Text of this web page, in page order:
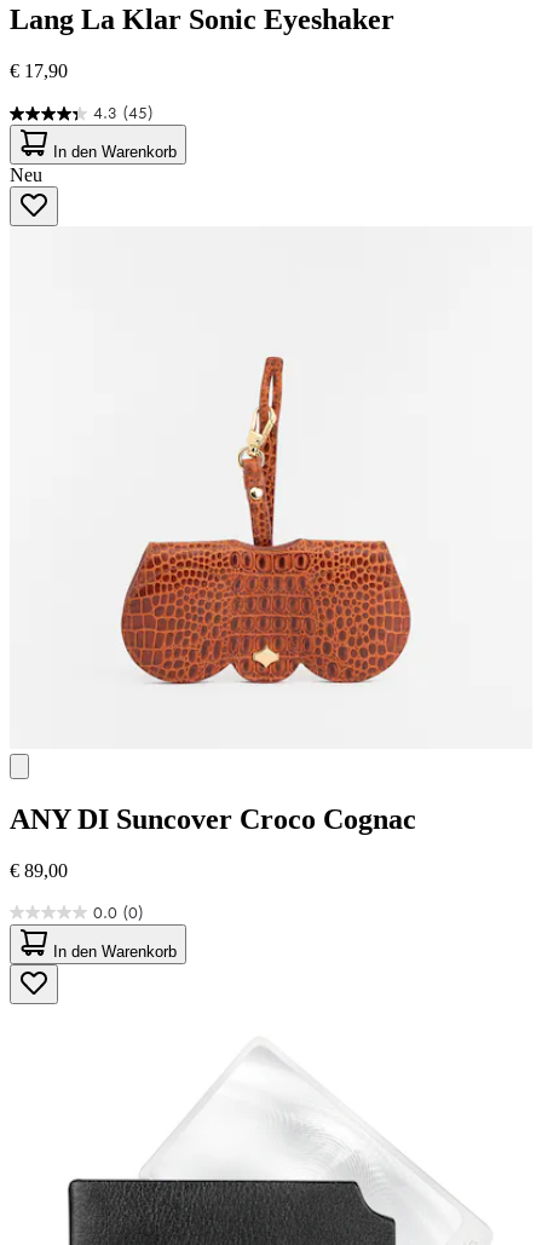
Lang La Klar Sonic Eyeshaker
€ 17,90
4.3 (45)
4.3
von
5
Sternen.
45
Bewertungen
In den Warenkorb
Neu
ANY DI Suncover Croco Cognac
€ 89,00
0.0 (0)
0.0
von
5
Sternen.
In den Warenkorb